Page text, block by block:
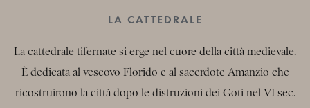
LA CATTEDRALE
La cattedrale tifernate si erge nel cuore della città medievale.
È dedicata al vescovo Florido e al sacerdote Amanzio che
ricostruirono la città dopo le distruzioni dei Goti nel VI sec.